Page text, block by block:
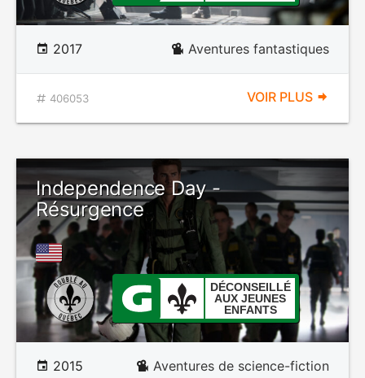
2017 Aventures fantastiques
406053 VOIR PLUS
Independence Day -
Résurgence
DÉCONSEILLÉ
AUX JEUNES
ENFANTS
2015 Aventures de science-fiction